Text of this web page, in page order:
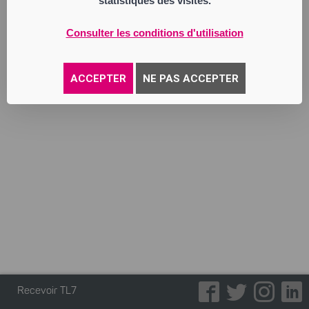
Consulter les conditions d'utilisation
ACCEPTER NE PAS ACCEPTER
Recevoir TL7